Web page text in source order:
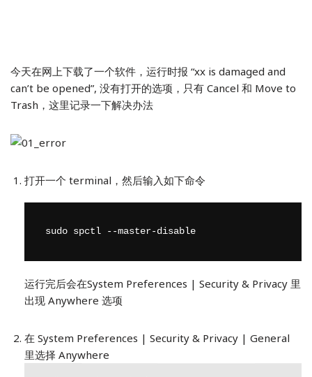
今天在网上下载了一个软件，运行时报 “xx is damaged and
can’t be opened”, 没有打开的选项，只有 Cancel 和 Move to
Trash，这里记录一下解决办法
打开一个 terminal，然后输入如下命令
sudo spctl --master-disable
运行完后会在System Preferences | Security & Privacy 里
出现 Anywhere 选项
在 System Preferences | Security & Privacy | General
里选择 Anywhere